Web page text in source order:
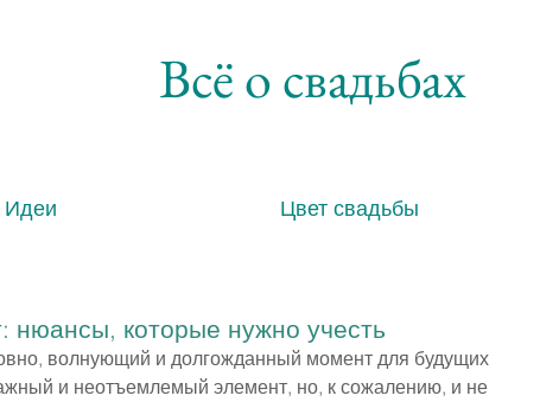
Всё о свадьбах
Идеи Цвет свадьбы
нюансы, которые нужно учесть
волнующий и долгожданный момент для будущих
и неотъемлемый элемент, но, к сожалению, и не